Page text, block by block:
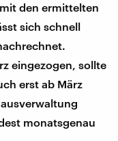
den ermittelten
sich schnell
eingezogen, sollte
erst ab März
monatsgenau